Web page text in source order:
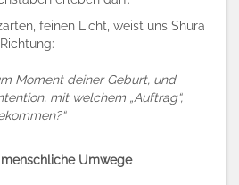
feinen Licht, weist uns Shura
Moment deiner Geburt, und
mit welchem „Auftrag“,
Umwege